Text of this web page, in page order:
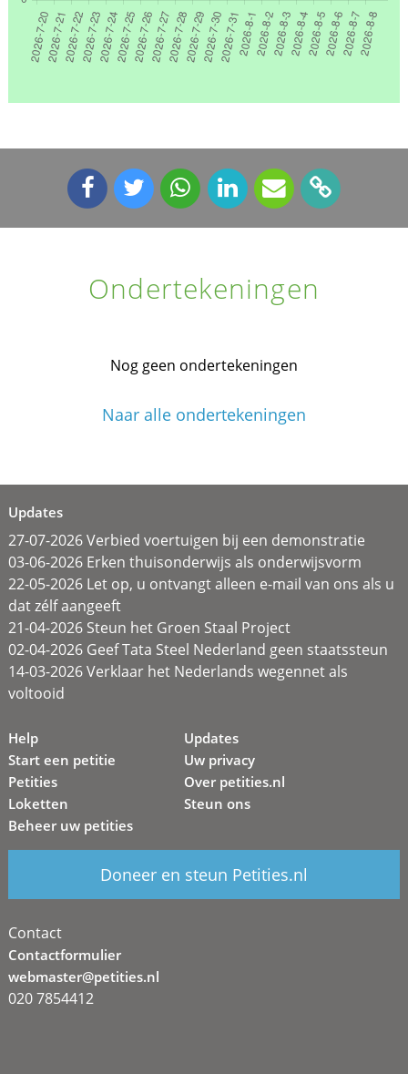
Ondertekeningen
Nog geen ondertekeningen
Naar alle ondertekeningen
Updates
27-07-2026 Verbied voertuigen bij een demonstratie
03-06-2026 Erken thuisonderwijs als onderwijsvorm
22-05-2026 Let op, u ontvangt alleen e-mail van ons als u
dat zélf aangeeft
21-04-2026 Steun het Groen Staal Project
02-04-2026 Geef Tata Steel Nederland geen staatssteun
14-03-2026 Verklaar het Nederlands wegennet als
voltooid
Help
Start een petitie
Petities
Loketten
Beheer uw petities
Updates
Uw privacy
Over petities.nl
Steun ons
Doneer en steun Petities.nl
Contact
Contactformulier
webmaster@petities.nl
020 7854412